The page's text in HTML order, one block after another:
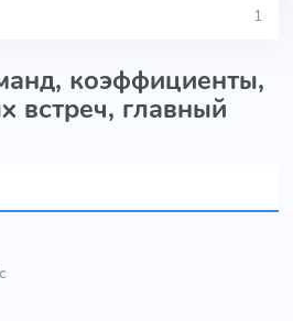
1
коэффициенты,
встреч, главный